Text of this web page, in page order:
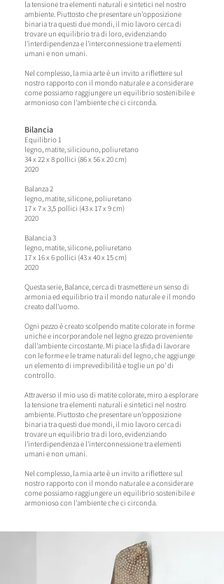
la tensione tra elementi naturali e sintetici nel nostro
ambiente. Piuttosto che presentare un'opposizione
binaria tra questi due mondi, il mio lavoro cerca di
trovare un equilibrio tra di loro, evidenziando
l'interdipendenza e l'interconnessione tra elementi
umani e non umani.
Nel complesso, la mia arte è un invito a riflettere sul
nostro rapporto con il mondo naturale e a considerare
come possiamo raggiungere un equilibrio sostenibile e
armonioso con l'ambiente che ci circonda.
Bilancia
Equilibrio 1
legno, matite, siliciouno, poliuretano
34 x 22 x 8 pollici (86 x 56 x 20 cm)
2020
Balanza 2
legno, matite, silicone, poliuretano
17 x 7 x 3,5 pollici (43 x 17 x 9 cm)
2020
Balancia 3
legno, matite, silicone, poliuretano
17 x 16 x 6 pollici (43 x 40 x 15 cm)
2020
Questa serie, Balance, cerca di trasmettere un senso di
armonia ed equilibrio tra il mondo naturale e il mondo
creato dall'uomo.
Ogni pezzo è creato scolpendo matite colorate in forme
uniche e incorporandole nel legno grezzo proveniente
dall'ambiente circostante. Mi piace la sfida di lavorare
con le forme e le trame naturali del legno, che aggiunge
un elemento di imprevedibilità e toglie un po' di
controllo.
Attraverso il mio uso di matite colorate, miro a esplorare
la tensione tra elementi naturali e sintetici nel nostro
ambiente. Piuttosto che presentare un'opposizione
binaria tra questi due mondi, il mio lavoro cerca di
trovare un equilibrio tra di loro, evidenziando
l'interdipendenza e l'interconnessione tra elementi
umani e non umani.
Nel complesso, la mia arte è un invito a riflettere sul
nostro rapporto con il mondo naturale e a considerare
come possiamo raggiungere un equilibrio sostenibile e
armonioso con l'ambiente che ci circonda.